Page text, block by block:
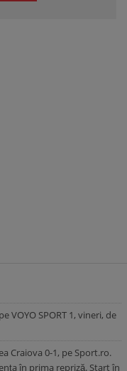
VOYO SPORT 1, vineri, de
Craiova 0-1, pe Sport.ro.
în prima repriză. Start în